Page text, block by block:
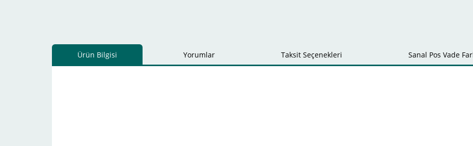
Ürün Bilgisi Yorumlar Taksit Seçenekleri Sanal Pos Vade